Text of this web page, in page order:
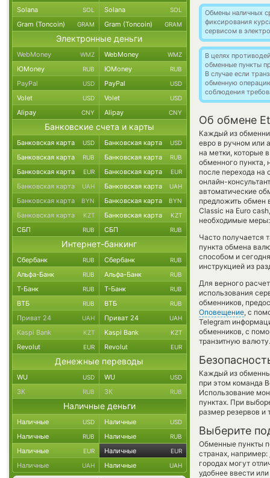
Обмены наличных
фиксирования
сервисом в
В целях
обменные пункты
В случае если
обменную
соблюдения
Об обмене
Каждый из
евро в ручном или
на метки, которые
обменного пункта,
после перехода на
онлайн-
автоматические
предложить обмен
Classic на Euro
необходимые
Часто получается
пункта обмена
способом и
инструкцией из
Для верного
использования
обменников,
Оповещение, с
Telegram
обменников, с
транзитную валюту.
Каждый из
при этом команда
Использование
пунктах. При
размер резервов и
Выберите
Обменные пункты
странах, например:
городах могут
удобнее ввести
Solana SOL Solana SOL
Gram (Toncoin) GRAM Gram (Toncoin) GRAM
Электронные деньги
WebMoney WMZ WebMoney WMZ
ЮMoney RUB ЮMoney RUB
PayPal USD PayPal USD
Volet USD Volet USD
Alipay CNY Alipay CNY
Банковские счета и карты
Банковская карта USD Банковская карта USD
Банковская карта RUB Банковская карта RUB
Банковская карта EUR Банковская карта EUR
Банковская карта UAH Банковская карта UAH
Банковская карта BYN Банковская карта BYN
Банковская карта KZT Банковская карта KZT
СБП RUB СБП RUB
Интернет-банкинг
Сбербанк RUB Сбербанк RUB
Альфа-Банк RUB Альфа-Банк RUB
Т-Банк RUB Т-Банк RUB
ВТБ RUB ВТБ RUB
Приват 24 UAH Приват 24 UAH
Kaspi Bank KZT Kaspi Bank KZT
Revolut EUR Revolut EUR
Денежные переводы
WU USD WU USD
ЗК RUB ЗК RUB
Наличные деньги
Наличные USD Наличные USD
Наличные RUB Наличные RUB
Наличные EUR Наличные EUR
Наличные UAH Наличные UAH